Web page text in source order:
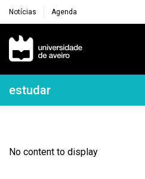
Notícias Agenda
Navegação Principal
Navegação Lateral
estudar
No content to display